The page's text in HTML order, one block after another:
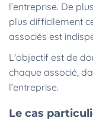
l’entreprise. De
plus difficilement
associés est
L'objectif est de
chaque associé,
l’entreprise.
Le cas